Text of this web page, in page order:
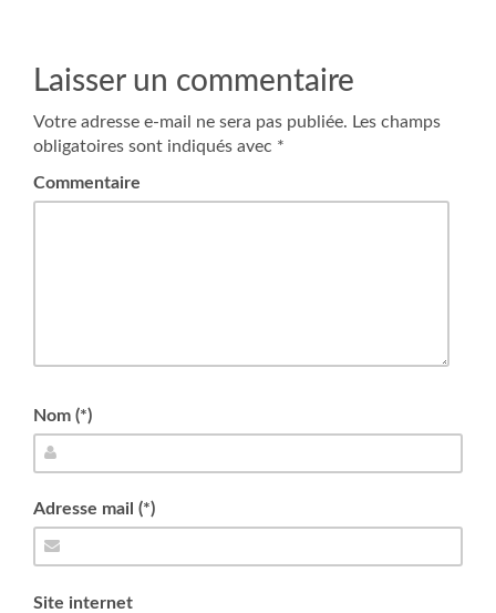
Laisser un commentaire
Votre adresse e-mail ne sera pas publiée. Les champs
obligatoires sont indiqués avec *
Commentaire
Nom (*)
Adresse mail (*)
Site internet